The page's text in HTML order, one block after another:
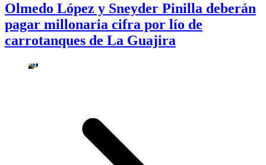
Olmedo López y Sneyder Pinilla deberán
pagar millonaria cifra por lío de
carrotanques de La Guajira